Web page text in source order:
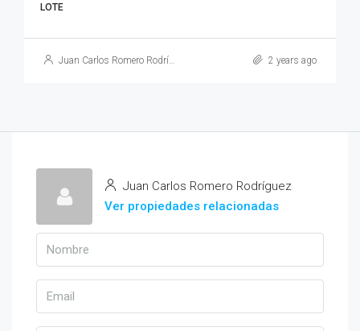
LOTE
Juan Carlos Romero Rodríguez 2 years ago
Juan Carlos Romero Rodríguez
Ver propiedades relacionadas